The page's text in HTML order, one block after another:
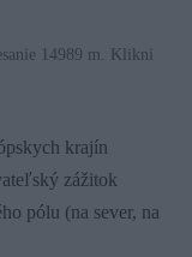
14989 m. Klikni
krajín
zážitok
pólu (na sever, na